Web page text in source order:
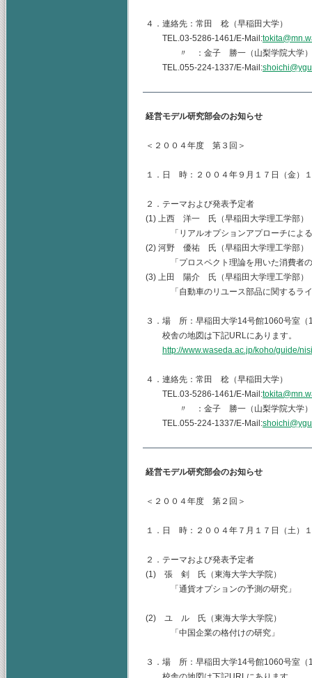
４．連絡先：常田 稔（早稲田大学）
TEL.03-5286-1461/E-Mail:
〃 ：金子 勝一（山梨学院大学）
TEL.055-224-1337/E-Mail:
経営モデル研究部会のお知らせ
＜２００４年度 第３回＞
１．日 時：２００４年９月１７日（金）
２．テーマおよび発表予定者
(1) 上西 洋一 氏（早稲田大学理工学部）
「リアルオプションアプローチによる
(2) 河野 優祐 氏（早稲田大学理工学部）
「プロスペクト理論を用いた消費者の
(3) 上田 陽介 氏（早稲田大学理工学部）
「自動車のリユース部品に関するライ
３．場 所：早稲田大学14号館1060号室（
校舎の地図は下記URLにあります。
http://www.waseda.ac.jp/koho/guide/
４．連絡先：常田 稔（早稲田大学）
TEL.03-5286-1461/E-Mail:
〃 ：金子 勝一（山梨学院大学）
TEL.055-224-1337/E-Mail:
経営モデル研究部会のお知らせ
＜２００４年度 第２回＞
１．日 時：２００４年７月１７日（土）
２．テーマおよび発表予定者
(1) 張 剣 氏（東海大学大学院）
「通貨オプションの予測の研究」
(2) ユ ル 氏（東海大学大学院）
「中国企業の格付けの研究」
３．場 所：早稲田大学14号館1060号室（